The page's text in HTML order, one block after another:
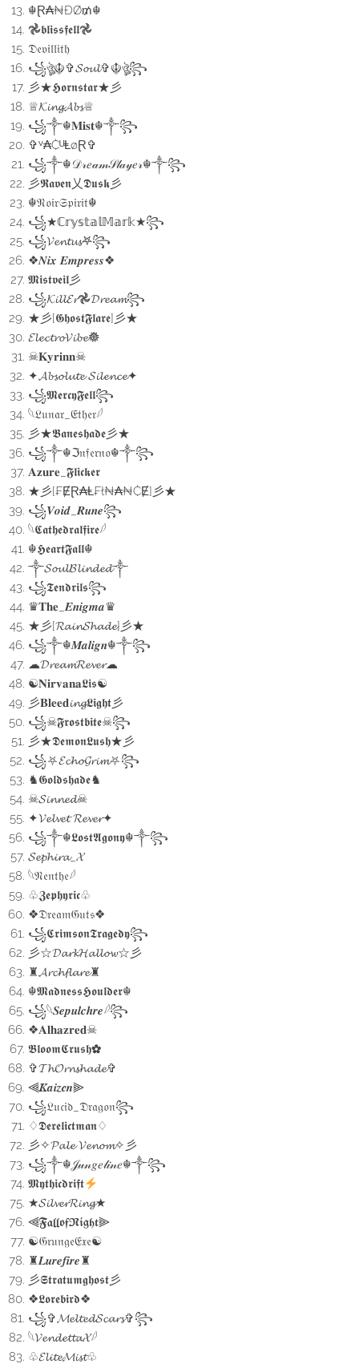
☬Ɽ₳₦ĐØ₥☬
𖣘𝖇𝖑𝖎𝖘𝖘𝖋𝖊𝖑𝖑𖣘
𝔇𝔢𝔳𝔦𝔩𝔩𝔦𝔱𝔥
꧁ঔৣ☬✞𝓢𝓸𝓾𝓵✞☬ঔৣ꧂
彡★𝕳𝖔𝖗𝖓𝖘𝖙𝖆𝖗★彡
♕𝓚𝓲𝓷𝓰𝓐𝓫𝓼♕
꧁༒☬𝐌𝐢𝐬𝐭☬༒꧂
✞ⱽ₳₵ᵁⱠøⱤ✞
꧁༒☬𝒟𝓇𝑒𝒶𝓂𝒮𝓁𝒶𝓎𝑒𝓇☬༒꧂
彡𝕽𝖆𝖛𝖊𝖓乂𝕯𝖚𝖘𝖐彡
☬𝔑𝔬𝔦𝔯𝔖𝔭𝔦𝔯𝔦𝔱☬
꧁★ℂ𝕣𝕪𝕤𝕥𝕒𝕝𝕄𝕒𝕣𝕜★꧂
꧁𝓥𝓮𝓷𝓽𝓾𝓼𖤐꧂
❖𝑵𝒊𝒙 𝑬𝒎𝒑𝒓𝒆𝒔𝒔❖
𝕸𝖎𝖘𝖙𝖛𝖊𝖎𝖑彡
꧁𝓚𝓲𝓵𝓵𝓔𝓻𖣘𝓓𝓻𝓮𝓪𝓶꧂
★彡[𝕲𝖍𝖔𝖘𝖙𝕱𝖑𝖆𝖗𝖊]彡★
𝓔𝓵𝓮𝓬𝓽𝓻𝓸𝓥𝓲𝓫𝓮𖣔
☠︎︎𝐊𝐲𝐫𝐢𝐧𝐧☠︎︎
✦𝓐𝓫𝓼𝓸𝓵𝓾𝓽𝓮 𝓢𝓲𝓵𝓮𝓷𝓬𝓮✦
꧁𝕸𝖊𝖗𝖈𝖞𝕱𝖊𝖑𝖑꧂
𓆩𝔏𝔲𝔫𝔞𝔯_𝔈𝔱𝔥𝔢𝔯𓆪
彡★𝕭𝖆𝖓𝖊𝖘𝖍𝖆𝖉𝖊彡★
꧁༒☬ℑ𝔫𝔣𝔢𝔯𝔫𝔬☬༒꧂
𝐀𝐳𝐮𝐫𝐞_𝕱𝖑𝖎𝖈𝖐𝖊𝖗
★彡[₣ɆⱤ₳Ⱡ₣ł₦₳₦₵Ɇ]彡★
꧁𝑽𝒐𝒊𝒅_𝑹𝒖𝒏𝒆꧂
𓆩𝕮𝖆𝖙𝖍𝖊𝖉𝖗𝖆𝖑𝖋𝖎𝖗𝖊𓆪
☬𝕳𝖊𝖆𝖗𝖙𝕱𝖆𝖑𝖑☬
༒︎𝓢𝓸𝓾𝓵𝓑𝓵𝓲𝓷𝓭𝓮𝓭༒︎
꧁𝕿𝖊𝖓𝖉𝖗𝖎𝖑𝖘꧂
♛𝐓𝐡𝐞_𝑬𝒏𝒊𝒈𝒎𝒂♛
★彡[𝓡𝓪𝓲𝓷𝓢𝓱𝓪𝓭𝓮]彡★
꧁༒☬𝑴𝒂𝒍𝒊𝒈𝒏☬༒꧂
☁︎𝓓𝓻𝓮𝓪𝓶𝓡𝓮𝓿𝓮𝓻☁︎
☯︎𝐍𝐢𝐫𝐯𝐚𝐧𝐚𝕷𝖎𝖘☯︎
彡𝐁𝐥𝐞𝐞𝐝𝓲𝓷𝓰𝕷𝖎𝖌𝖍𝖙彡
꧁☠︎𝕱𝖗𝖔𝖘𝖙𝖇𝖎𝖙𝖊☠︎꧂
彡★𝕯𝖊𝖒𝖔𝖓𝕷𝖚𝖘𝖍★彡
꧁⛧𝓔𝓬𝓱𝓸𝓖𝓻𝓲𝓶⛧꧂
♞𝕲𝖔𝖑𝖉𝖘𝖍𝖆𝖉𝖊♞
☠︎︎𝓢𝓲𝓷𝓷𝓮𝓭☠︎︎
✦𝓥𝓮𝓵𝓿𝓮𝓽 𝓡𝓮𝓿𝓮𝓻✦
꧁༒☬𝕷𝖔𝖘𝖙𝕬𝖌𝖔𝖓𝖞☬༒꧂
𝓢𝓮𝓹𝓱𝓲𝓻𝓪_𝓧
𓆩𝔑𝔢𝔫𝔱𝔥𝔢𓆪
♧𝖅𝖊𝖕𝖍𝖞𝖗𝖎𝖈♧
❖𝔇𝔯𝔢𝔞𝔪𝔊𝔲𝔱𝔰❖
꧁𝕮𝖗𝖎𝖒𝖘𝖔𝖓𝕿𝖗𝖆𝖌𝖊𝖉𝖞꧂
彡☆𝓓𝓪𝓻𝓴𝓗𝓪𝓵𝓵𝓸𝔀☆彡
♜𝓐𝓻𝓬𝓱𝓯𝓵𝓪𝓻𝓮♜
☬𝕸𝖆𝖉𝖓𝖊𝖘𝖘𝕳𝖔𝖚𝖑𝖉𝖊𝖗☬
꧁𓆩𝑺𝒆𝒑𝒖𝒍𝒄𝒉𝒓𝒆𓆪꧂
❖𝐀𝐥𝐡𝐚𝐳𝐫𝐞𝐝☠︎
𝕭𝖑𝖔𝖔𝖒𝕮𝖗𝖚𝖘𝖍✿
✞𝓣𝓱𝓞𝓻𝓷𝓼𝓱𝓪𝓭𝓮✞
⫷𝑲𝒂𝒊𝒛𝒆𝒏⫸
꧁𝔏𝔲𝔠𝔦𝔡_𝔇𝔯𝔞𝔤𝔬𝔫꧂
♢𝕯𝖊𝖗𝖊𝖑𝖎𝖈𝖙𝖒𝖆𝖓♢
彡✧𝓟𝓪𝓵𝓮 𝓥𝓮𝓷𝓸𝓶✧彡
꧁༒☬𝒥𝓊𝓃𝑔𝑒𝓁𝒾𝓃𝑒☬༒꧂
𝕸𝖞𝖙𝖍𝖎𝖈𝖉𝖗𝖎𝖋𝖙
★𝓢𝓲𝓵𝓿𝓮𝓻𝓡𝓲𝓷𝓰★
⫷𝕱𝖆𝖑𝖑𝖔𝖋𝕹𝖎𝖌𝖍𝖙⫸
☯︎𝔊𝔯𝔲𝔫𝔤𝔢𝔈𝔵𝔢☯︎
♜𝑳𝒖𝒓𝒆𝒇𝒊𝒓𝒆♜
彡𝕾𝖙𝖗𝖆𝖙𝖚𝖒𝖌𝖍𝖔𝖘𝖙彡
❖𝕷𝖔𝖗𝖊𝖇𝖎𝖗𝖉❖
꧁✞𝓜𝓮𝓵𝓽𝓮𝓭𝓢𝓬𝓪𝓻𝓼✞꧂
𓆩𝓥𝓮𝓷𝓭𝓮𝓽𝓽𝓪𝓧𓆪
♧𝓔𝓵𝓲𝓽𝓮𝓜𝓲𝓼𝓽♧